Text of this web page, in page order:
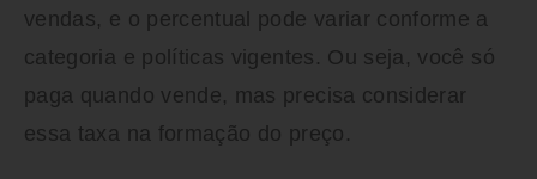
vendas, e o percentual pode variar conforme a
categoria e políticas vigentes. Ou seja, você só
paga quando vende, mas precisa considerar
essa taxa na formação do preço.